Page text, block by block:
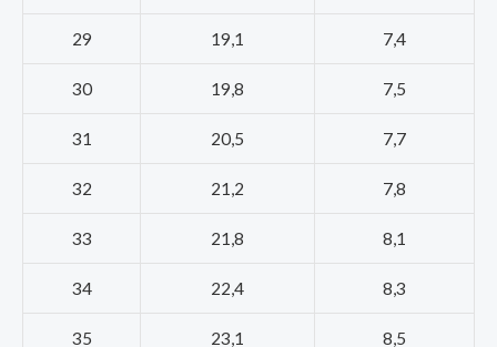
29 19,1 7,4
30 19,8 7,5
31 20,5 7,7
32 21,2 7,8
33 21,8 8,1
34 22,4 8,3
35 23,1 8,5